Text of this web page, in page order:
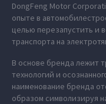
DongFeng Motor
опыте в
целью перезапустить и
транспорта на
В основе бренда лежит
технологий и
наименование бренда
образом символизируя